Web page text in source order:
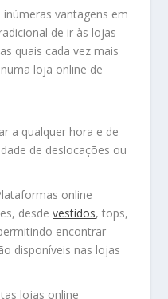
vantagens em
de ir às lojas
quais cada vez mais
loja online de
a qualquer hora e de
de deslocações ou
online
desdevestidos, tops,
encontrar
disponíveis nas lojas
lojas online